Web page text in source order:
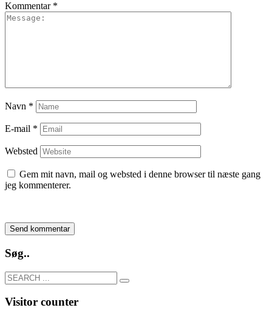
Kommentar *
Navn *
E-mail *
Websted
Gem mit navn, mail og websted i denne browser til næste gang
jeg kommenterer.
Søg..
Visitor counter